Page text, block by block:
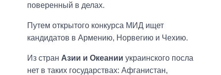
поверенный в делах.
Путем открытого конкурса МИД ищет
кандидатов в Армению, Норвегию и Чехию.
Из стран Азии и Океании украинского посла
нет в таких государствах: Афганистан,